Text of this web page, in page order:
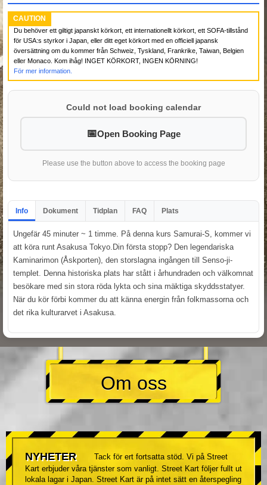
CAUTION
Du behöver ett giltigt japanskt körkort, ett internationellt körkort, ett SOFA-tillstånd
för USA:s styrkor i Japan, eller ditt eget körkort med en officiell japansk
översättning om du kommer från Schweiz, Tyskland, Frankrike, Taiwan, Belgien
eller Monaco. Kom ihåg! INGET KÖRKORT, INGEN KÖRNING!
För mer information.
Could not load booking calendar
Open Booking Page
Please use the button above to access the booking page
Info Dokument Tidplan FAQ Plats
Ungefär 45 minuter ~ 1 timme. På denna kurs Samurai-S, kommer vi
att köra runt Asakusa Tokyo.Din första stopp? Den legendariska
Kaminarimon (Åskporten), den storslagna ingången till Senso-ji-
templet. Denna historiska plats har stått i århundraden och välkomnat
besökare med sin stora röda lykta och sina mäktiga skyddsstatyer.
När du kör förbi kommer du att känna energin från folkmassorna och
det rika kulturarvet i Asakusa.
Om oss
NYHETER
Tack för ert fortsatta stöd. Vi på Street
Kart erbjuder våra tjänster som vanligt. Street Kart följer fullt ut
lokala lagar i Japan. Street Kart är på intet sätt en återspegling